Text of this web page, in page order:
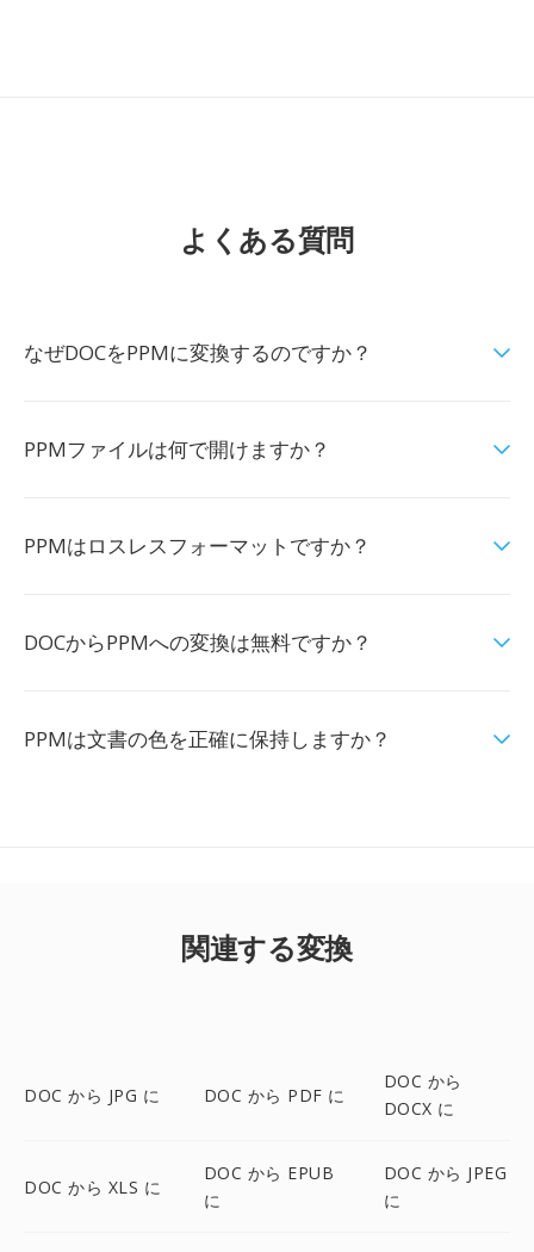
よくある質問
なぜDOCをPPMに変換するのですか？
PPMファイルは何で開けますか？
PPMはロスレスフォーマットですか？
DOCからPPMへの変換は無料ですか？
PPMは文書の色を正確に保持しますか？
関連する変換
DOC から JPG に DOC から PDF に
DOC から
DOCX に
DOC から XLS に
DOC から EPUB
に
DOC から JPEG
に